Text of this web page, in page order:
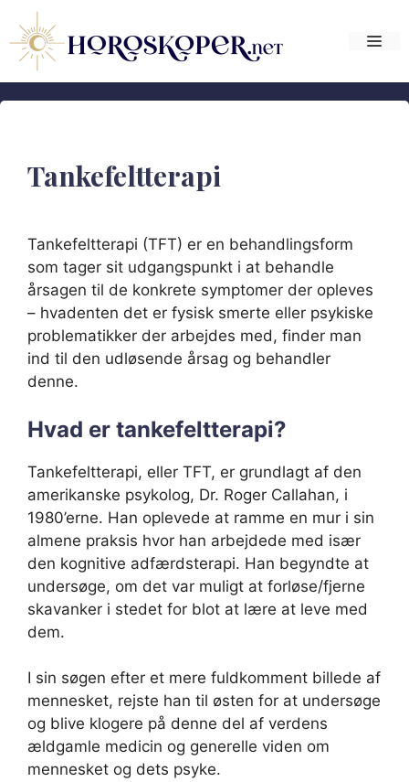
indhold
Tankefeltterapi
Tankefeltterapi (TFT) er en behandlingsform
som tager sit udgangspunkt i at behandle
årsagen til de konkrete symptomer der opleves
– hvadenten det er fysisk smerte eller psykiske
problematikker der arbejdes med, finder man
ind til den udløsende årsag og behandler
denne.
Hvad er tankefeltterapi?
Tankefeltterapi, eller TFT, er grundlagt af den
amerikanske psykolog, Dr. Roger Callahan, i
1980’erne. Han oplevede at ramme en mur i sin
almene praksis hvor han arbejdede med især
den kognitive adfærdsterapi. Han begyndte at
undersøge, om det var muligt at forløse/fjerne
skavanker i stedet for blot at lære at leve med
dem.
I sin søgen efter et mere fuldkomment billede af
mennesket, rejste han til østen for at undersøge
og blive klogere på denne del af verdens
ældgamle medicin og generelle viden om
mennesket og dets psyke.